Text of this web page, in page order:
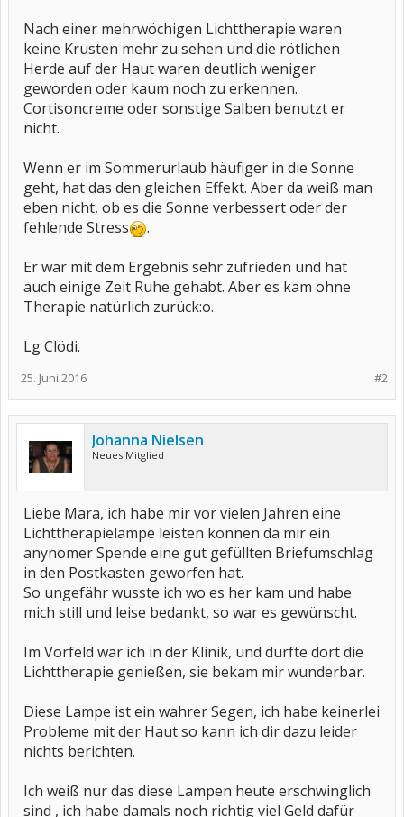
Nach einer mehrwöchigen Lichttherapie waren
keine Krusten mehr zu sehen und die rötlichen
Herde auf der Haut waren deutlich weniger
geworden oder kaum noch zu erkennen.
Cortisoncreme oder sonstige Salben benutzt er
nicht.
Wenn er im Sommerurlaub häufiger in die Sonne
geht, hat das den gleichen Effekt. Aber da weiß man
eben nicht, ob es die Sonne verbessert oder der
fehlende Stress
.
Er war mit dem Ergebnis sehr zufrieden und hat
auch einige Zeit Ruhe gehabt. Aber es kam ohne
Therapie natürlich zurück:o.
Lg Clödi.
#2
25. Juni 2016
Johanna Nielsen
Neues Mitglied
Liebe Mara, ich habe mir vor vielen Jahren eine
Lichttherapielampe leisten können da mir ein
anynomer Spende eine gut gefüllten Briefumschlag
in den Postkasten geworfen hat.
So ungefähr wusste ich wo es her kam und habe
mich still und leise bedankt, so war es gewünscht.
Im Vorfeld war ich in der Klinik, und durfte dort die
Lichttherapie genießen, sie bekam mir wunderbar.
Diese Lampe ist ein wahrer Segen, ich habe keinerlei
Probleme mit der Haut so kann ich dir dazu leider
nichts berichten.
Ich weiß nur das diese Lampen heute erschwinglich
sind , ich habe damals noch richtig viel Geld dafür